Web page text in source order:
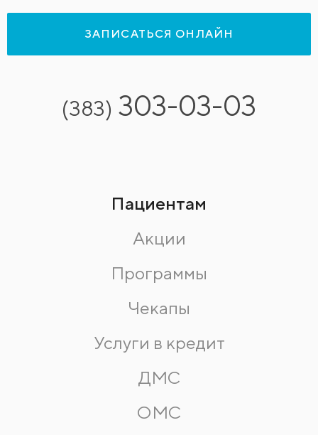
ЗАПИСАТЬСЯ ОНЛАЙН
(383) 303-03-03
Пациентам
Акции
Программы
Чекапы
Услуги в кредит
ДМС
ОМС